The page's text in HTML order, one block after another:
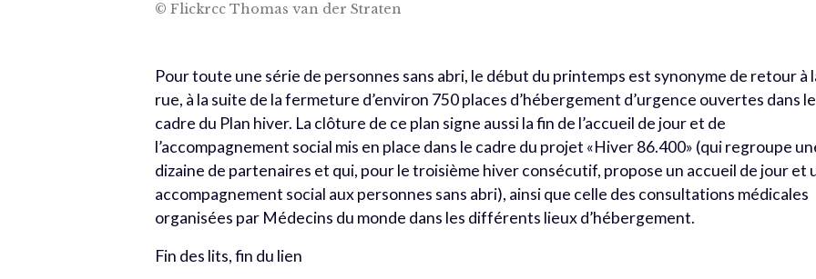
© Flickrcc Thomas van der Straten
Pour toute une série de personnes sans abri, le début du printemps est synonyme de retour à
rue, à la suite de la fermeture d’environ 750 places d’hébergement d’urgence ouvertes dans le
cadre du Plan hiver. La clôture de ce plan signe aussi la fin de l’accueil de jour et de
l’accompagnement social mis en place dans le cadre du projet «Hiver 86.400» (qui regroupe
dizaine de partenaires et qui, pour le troisième hiver consécutif, propose un accueil de jour et
accompagnement social aux personnes sans abri), ainsi que celle des consultations médicales
organisées par Médecins du monde dans les différents lieux d’hébergement.
Fin des lits, fin du lien